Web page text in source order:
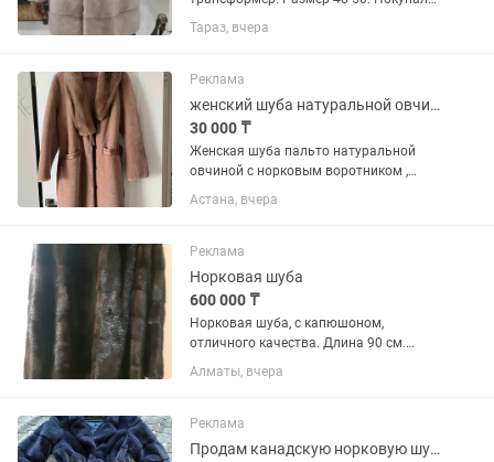
в Москве. Мне не подошел размер,
поэтому пришлось выставить на
Тараз, вчера
Реклама
женский шуба натуральной овчиной с норковым воротником
30 000 ₸
Женская шуба пальто натуральной
овчиной с норковым воротником ,
новый
Астана, вчера
Реклама
Норковая шуба
600 000 ₸
Норковая шуба, с капюшоном,
отличного качества. Длина 90 см.
Очень красивая, молодёжная. Рукава
отстёгиваются (четверть рукава).
Алматы, вчера
Реклама
Продам канадскую норковую шубу